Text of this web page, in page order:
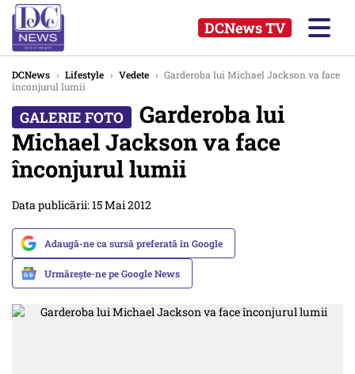
DCNews TV
DCNews › Lifestyle › Vedete › Garderoba lui Michael Jackson va face
înconjurul lumii
Garderoba lui
Michael Jackson va face
înconjurul lumii
Data publicării: 15 Mai 2012
Adaugă-ne ca sursă preferată în Google
Urmărește-ne pe Google News